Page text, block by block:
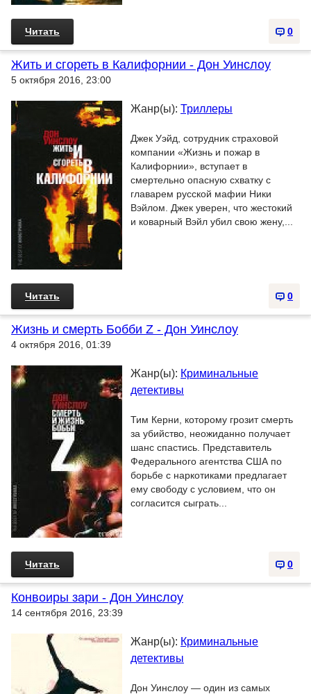
0
Читать
Жить и сгореть в Калифорнии - Дон Уинслоу
5 октября 2016, 23:00
Жанр(ы): Триллеры
Джек Уэйд, сотрудник страховой
компании «Жизнь и пожар в
Калифорнии», вступает в
смертельно опасную схватку с
главарем русской мафии Ники
Вэйлом. Джек уверен, что жестокий
и коварный Вэйл убил свою жену,...
0
Читать
Жизнь и смерть Бобби Z - Дон Уинслоу
4 октября 2016, 01:39
Жанр(ы): Криминальные
детективы
Тим Керни, которому грозит смерть
за убийство, неожиданно получает
шанс спастись. Представитель
Федерального агентства США по
борьбе с наркотиками предлагает
ему свободу с условием, что он
согласится сыграть...
0
Читать
Конвоиры зари - Дон Уинслоу
14 сентября 2016, 23:39
Жанр(ы): Криминальные
детективы
Дон Уинслоу — один из самых